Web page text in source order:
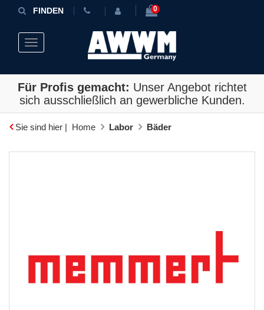
FINDEN 0
Toggle navigation
Für Profis gemacht: Unser Angebot richtet
sich ausschließlich an gewerbliche Kunden.
Sie sind hier | Home Labor Bäder